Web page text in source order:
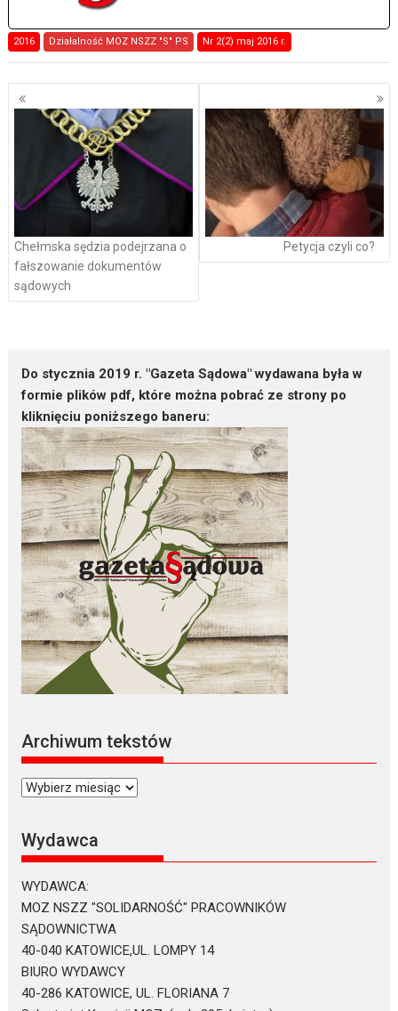
2016 Działalność MOZ NSZZ "S" PS Nr 2(2) maj 2016 r.
Nawigacja
po
wpisach
Chełmska sędzia podejrzana o
fałszowanie dokumentów
sądowych
Petycja czyli co?
Do stycznia 2019 r. "Gazeta Sądowa" wydawana była w
formie plików pdf, które można pobrać ze strony po
kliknięciu poniższego baneru:
Archiwum tekstów
Archiwum
Wydawca
WYDAWCA:
MOZ NSZZ "SOLIDARNOŚĆ" PRACOWNIKÓW
SĄDOWNICTWA
40-040 KATOWICE,UL. LOMPY 14
BIURO WYDAWCY
40-286 KATOWICE, UL. FLORIANA 7